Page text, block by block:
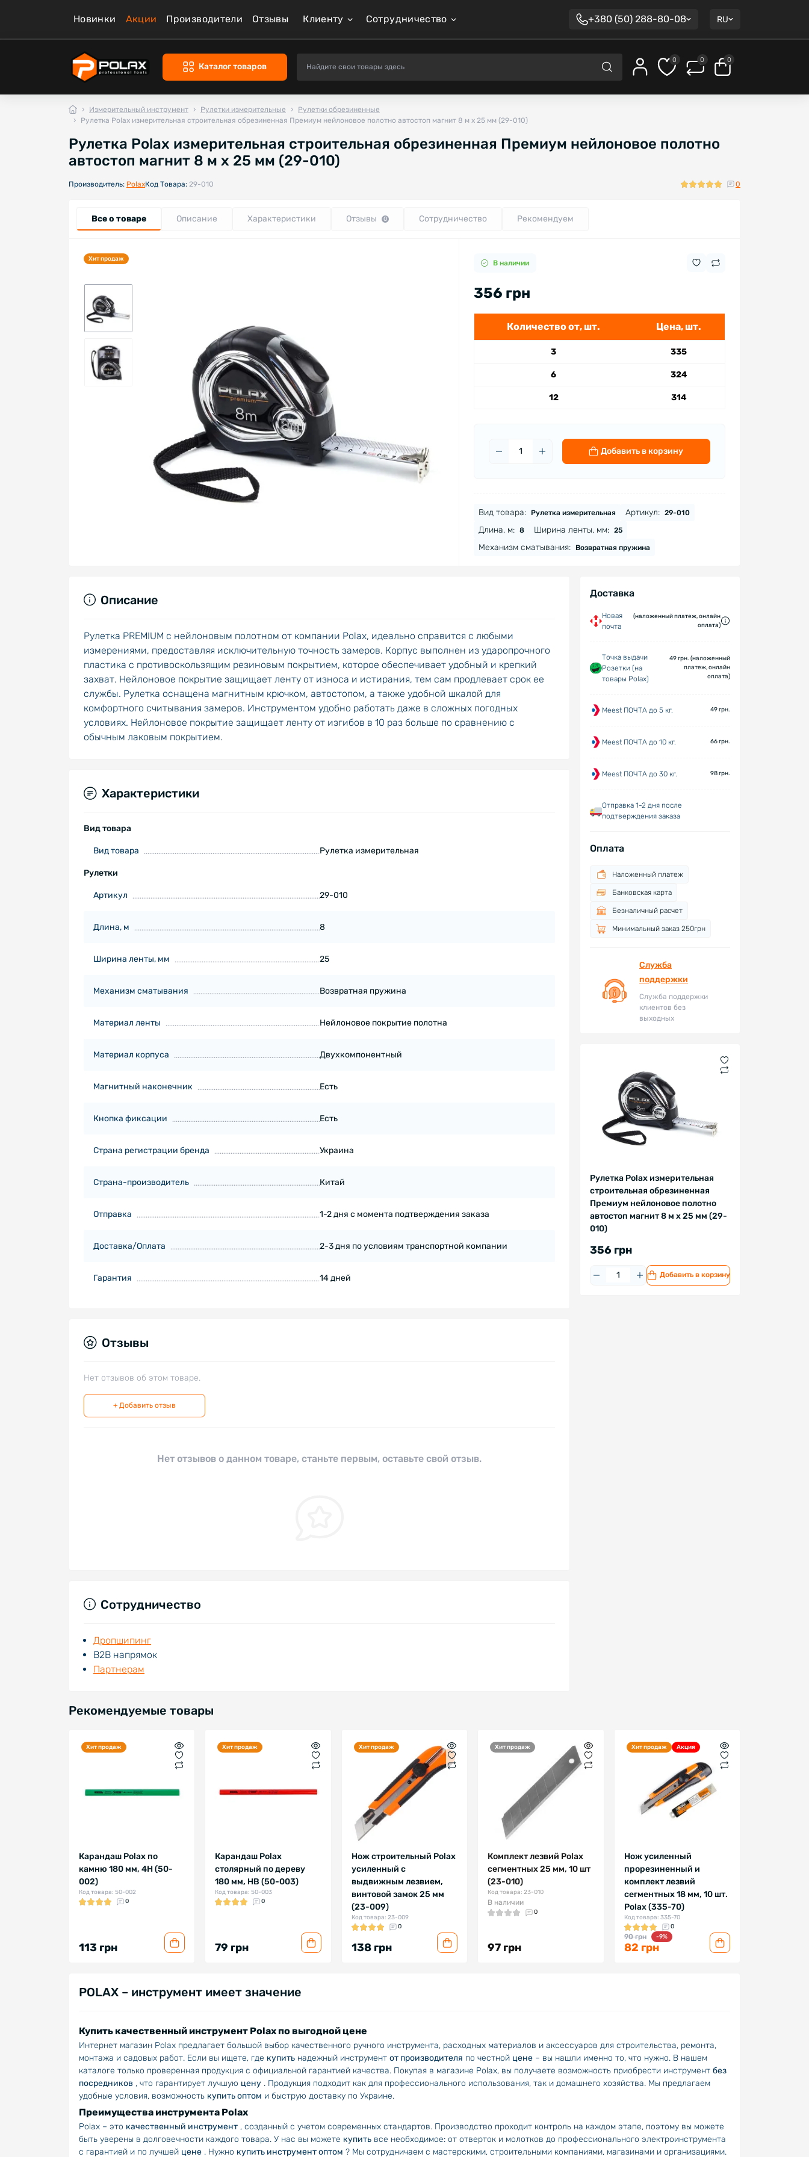
Новинки Акции Производители Отзывы Клиенту Сотрудничество +380 (50) 288-80-08 RU
Каталог товаров
0 0 0
Измерительный инструмент Рулетки измерительные
Рулетки обрезиненные
Рулетка Polax измерительная строительная обрезиненная Премиум нейлоновое полотно автостоп магнит 8 м х 25 мм (29-010)
Рулетка Polax измерительная строительная обрезиненная Премиум нейлоновое полотно
автостоп магнит 8 м х 25 мм (29-010)
Производитель: PolaxКод Товара: 29-010 0
Все о товаре Описание Характеристики Отзывы 0 Сотрудничество Рекомендуем
Хит продаж В наличии
356 грн
Количество от, шт. Цена, шт.
3 335
6 324
12 314
Добавить в корзину
Вид товара: Рулетка измерительная Артикул: 29-010
Длина, м: 8 Ширина ленты, мм: 25
Механизм сматывания: Возвратная пружина
Доставка
Новая
почта
(наложенный платеж, онлайн
оплата)
Точка выдачи
Розетки (на
товары Polax)
49 грн. (наложенный
платеж, онлайн
оплата)
Meest ПОЧТА до 5 кг. 49 грн.
Meest ПОЧТА до 10 кг. 66 грн.
Meest ПОЧТА до 30 кг. 98 грн.
Отправка 1-2 дня после
подтверждения заказа
Оплата
Наложенный платеж
Банковская карта
Безналичный расчет
Минимальный заказ 250грн
Служба
поддержки
Служба поддержки
клиентов без
выходных
Рулетка Polax измерительная
строительная обрезиненная
Премиум нейлоновое полотно
автостоп магнит 8 м х 25 мм (29-
010)
356 грн
Добавить в корзину
Описание
Рулетка PREMIUM c нейлоновым полотном от компании Polax, идеально справится с любыми
измерениями, предоставляя исключительную точность замеров. Корпус выполнен из ударопрочного
пластика с противоскользящим резиновым покрытием, которое обеспечивает удобный и крепкий
захват. Нейлоновое покрытие защищает ленту от износа и истирания, тем сам продлевает срок ее
службы. Рулетка оснащена магнитным крючком, автостопом, а также удобной шкалой для
комфортного считывания замеров. Инструментом удобно работать даже в сложных погодных
условиях. Нейлоновое покрытие защищает ленту от изгибов в 10 раз больше по сравнению с
обычным лаковым покрытием.
Характеристики
Вид товара
Вид товара Рулетка измерительная
Рулетки
Артикул 29-010
Длина, м 8
Ширина ленты, мм 25
Механизм сматывания Возвратная пружина
Материал ленты Нейлоновое покрытие полотна
Материал корпуса Двухкомпонентный
Магнитный наконечник Есть
Кнопка фиксации Есть
Страна регистрации бренда Украина
Страна-производитель Китай
Отправка 1-2 дня с момента подтверждения заказа
Доставка/Оплата 2-3 дня по условиям транспортной компании
Гарантия 14 дней
Отзывы
Нет отзывов об этом товаре.
+ Добавить отзыв
Нет отзывов о данном товаре, станьте первым, оставьте свой отзыв.
Сотрудничество
Дропшипинг
В2В напрямок
Партнерам
Рекомендуемые товары
Хит продаж
Карандаш Polax по
камню 180 мм, 4H (50-
002)
Код товара: 50-002
0
113 грн
Хит продаж
Карандаш Polax
столярный по дереву
180 мм, HB (50-003)
Код товара: 50-003
0
79 грн
Хит продаж
Нож строительный Polax
усиленный c
выдвижным лезвием,
винтовой замок 25 мм
(23-009)
Код товара: 23-009
0
138 грн
Хит продаж
Комплект лезвий Polax
сегментных 25 мм, 10 шт
(23-010)
Код товара: 23-010
В наличии
0
97 грн
Хит продаж Акция
Нож усиленный
прорезиненный и
комплект лезвий
сегментных 18 мм, 10 шт.
Polax (335-70)
Код товара: 335-70
0
90 грн -9%
82 грн
POLAX – инструмент имеет значение
Купить качественный инструмент Polax по выгодной цене
Интернет магазин Polax предлагает большой выбор качественного ручного инструмента, расходных материалов и аксессуаров для строительства, ремонта,
монтажа и садовых работ. Если вы ищете, где купить надежный инструмент от производителя по честной цене – вы нашли именно то, что нужно. В нашем
каталоге только проверенная продукция с официальной гарантией качества. Покупая в магазине Polax, вы получаете возможность приобрести инструмент без
посредников , что гарантирует лучшую цену . Продукция подходит как для профессионального использования, так и домашнего хозяйства. Мы предлагаем
удобные условия, возможность купить оптом и быструю доставку по Украине.
Преимущества инструмента Polax
Polax – это качественный инструмент , созданный с учетом современных стандартов. Производство проходит контроль на каждом этапе, поэтому вы можете
быть уверены в долговечности каждого товара. У нас вы можете купить все необходимое: от отверток и молотков до профессионального электроинструмента
с гарантией и по лучшей цене . Нужно купить инструмент оптом ? Мы сотрудничаем с мастерскими, строительными компаниями, магазинами и организациями.